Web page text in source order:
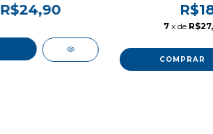
R$24,90
7 x de
COMPRAR